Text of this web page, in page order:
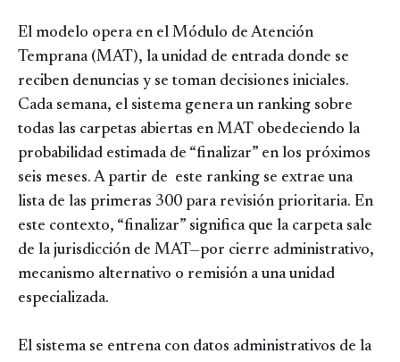
El modelo opera en el Módulo de Atención
Temprana (MAT), la unidad de entrada donde se
reciben denuncias y se toman decisiones iniciales.
Cada semana, el sistema genera un ranking sobre
todas las carpetas abiertas en MAT obedeciendo la
probabilidad estimada de “finalizar” en los próximos
seis meses. A partir de este ranking se extrae una
lista de las primeras 300 para revisión prioritaria. En
este contexto, “finalizar” significa que la carpeta sale
de la jurisdicción de MAT—por cierre administrativo,
mecanismo alternativo o remisión a una unidad
especializada.
El sistema se entrena con datos administrativos de la